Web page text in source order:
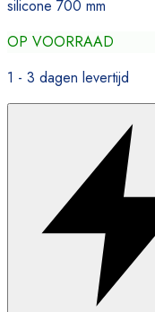
silicone 700 mm
OP VOORRAAD
1 - 3 dagen levertijd